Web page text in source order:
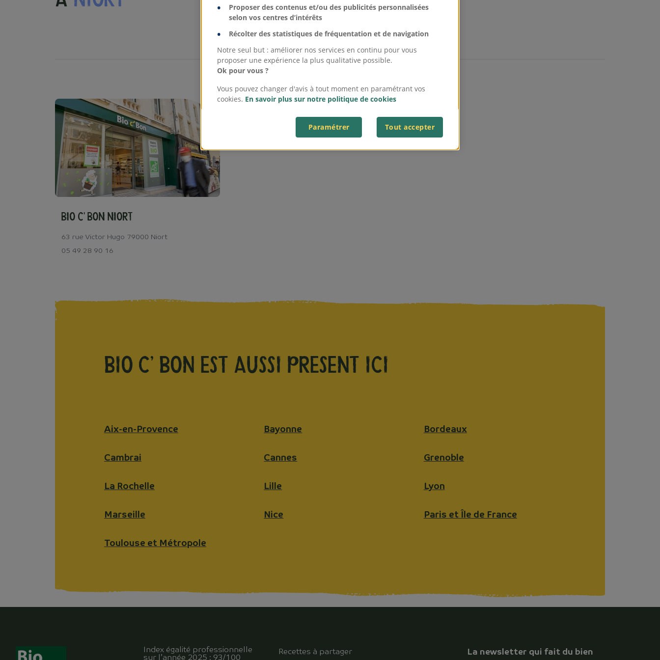
Bio c' Bon Niort
63 rue Victor Hugo 79000 Niort
05 49 28 90 16
BIO C’ BON est aussi present ici
Aix-en-Provence Bayonne Bordeaux
Cambrai Cannes Grenoble
La Rochelle Lille Lyon
Marseille Nice Paris et Île de France
Toulouse et Métropole
Index égalité professionnelle
sur l’année 2025 : 93/100
Recettes à partager La newsletter qui fait du bien
Proposer des contenus et/ou des publicités personnalisées
selon vos centres d’intérêts
Récolter des statistiques de fréquentation et de navigation
Notre seul but : améliorer nos services en continu pour vous
proposer une expérience la plus qualitative possible.
Ok pour vous ?
Vous pouvez changer d'avis à tout moment en paramétrant vos
cookies. En savoir plus sur notre politique de cookies
Tout accepter
Paramétrer